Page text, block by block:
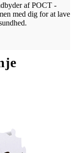
af POCT -
med dig for at lave